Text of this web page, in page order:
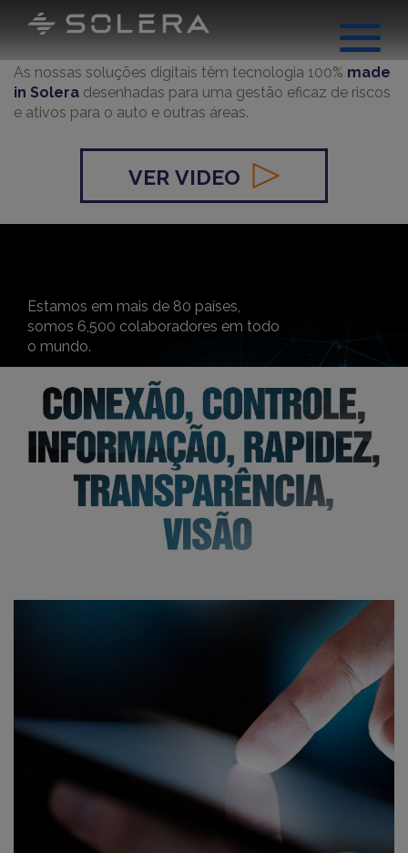
As nossas soluções digitais têm tecnologia 100% made
in Solera desenhadas para uma gestão eficaz de riscos
e ativos para o auto e outras áreas.
VER VIDEO
Estamos em mais de 80 países,
somos 6,500 colaboradores em todo
o mundo.